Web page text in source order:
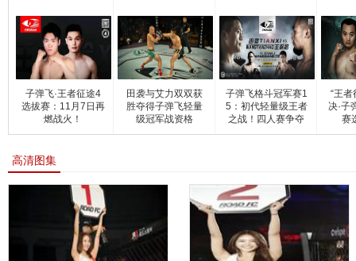
子弹飞·王者征途4
选拔赛：11月7日再
燃战火！
田袭与艾力双双获
胜夺得子弹飞轻量
级冠军战资格
子弹飞格斗冠军赛1
5：初代轻量级王者
之战！四人赛争夺
金
“王者
决·子
赛
高清图集